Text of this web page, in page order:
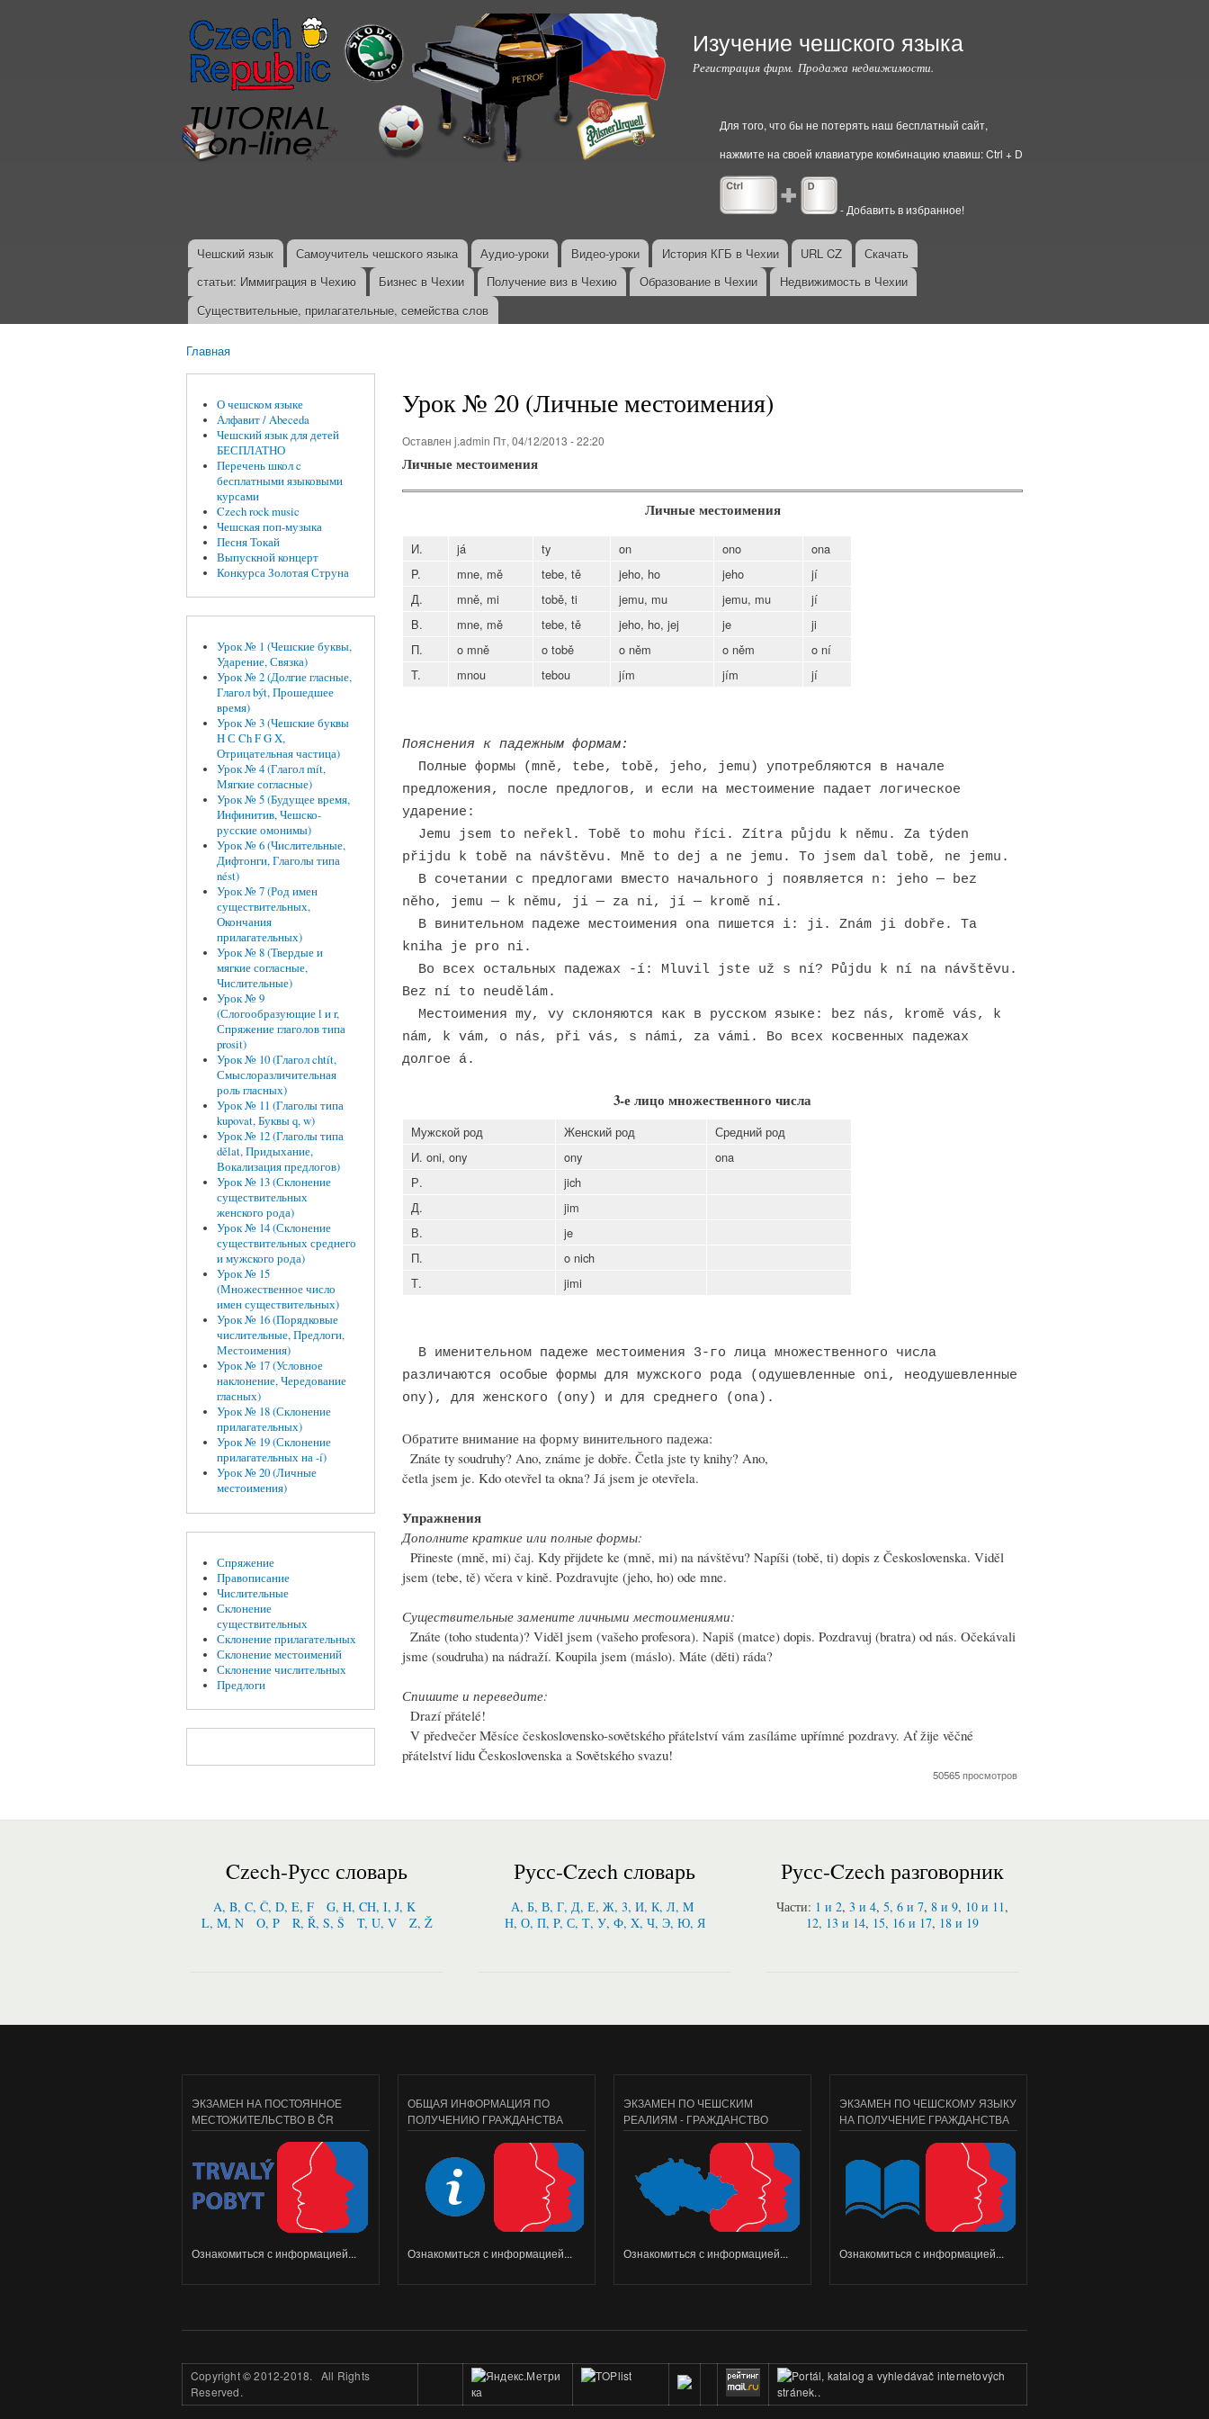
Перейти к
основному
содержанию
Изучение чешского языка
Регистрация фирм. Продажа недвижимости.
Для того, что бы не потерять наш бесплатный сайт,
нажмите на своей клавиатуре комбинацию клавиш: Ctrl + D
- Добавить в избранное!
Главное меню
Чешский язык Самоучитель чешского языка Аудио-уроки Видео-уроки История КГБ в Чехии URL CZ
Скачать
статьи: Иммиграция в Чехию
Бизнес в Чехии Получение виз в Чехию Образование в Чехии
Недвижимость в Чехии
Существительные, прилагательные, семейства слов
Главная
О чешском языке
Алфавит / Abeceda
Чешский язык для детей
БЕСПЛАТНО
Перечень школ c
бесплатными языковыми
курсами
Czech rock music
Чешская поп-музыка
Песня Токай
Выпускной концерт
Конкурса Золотая Струна
Урок № 1 (Чешские буквы,
Ударение, Связка)
Урок № 2 (Долгие гласные,
Глагол být, Прошедшее
время)
Урок № 3 (Чешские буквы
H С Ch F G X,
Отрицательная частица)
Урок № 4 (Глагол mít,
Мягкие согласные)
Урок № 5 (Будущее время,
Инфинитив, Чешско-
русские омонимы)
Урок № 6 (Числительные,
Дифтонги, Глаголы типа
nést)
Урок № 7 (Род имен
существительных,
Окончания
прилагательных)
Урок № 8 (Твердые и
мягкие согласные,
Числительные)
Урок № 9
(Слогообразующие l и r,
Спряжение глаголов типа
prosit)
Урок № 10 (Глагол chtít,
Смыслоразличительная
роль гласных)
Урок № 11 (Глаголы типа
kupovat, Буквы q, w)
Урок № 12 (Глаголы типа
dělat, Придыхание,
Вокализация предлогов)
Урок № 13 (Склонение
существительных
женского рода)
Урок № 14 (Склонение
существительных среднего
и мужского рода)
Урок № 15
(Множественное число
имен существительных)
Урок № 16 (Порядковые
числительные, Предлоги,
Местоимения)
Урок № 17 (Условное
наклонение, Чередование
гласных)
Урок № 18 (Склонение
прилагательных)
Урок № 19 (Склонение
прилагательных на -í)
Урок № 20 (Личные
местоимения)
Спряжение
Правописание
Числительные
Склонение
существительных
Склонение прилагательных
Склонение местоимений
Склонение числительных
Предлоги
Урок № 20 (Личные местоимения)
Оставлен j.admin Пт, 04/12/2013 - 22:20
Личные местоимения
Личные местоимения
И. já ty on ono
ona
P.
mne, mě tebe, tě jeho, ho jeho
jí
Д.
mně, mi tobě, ti jemu, mu jemu, mu
jí
B.
mne, mě tebe, tě jeho, ho, jej je
ji
П.
o mně o tobě o něm o něm
o ní
T.
mnou tebou jím jím jí
Пояснения к падежным формам:
Полные формы (mně, tebe, tobě, jeho, jemu) употребляются в начале
предложения, после предлогов, и если на местоимение падает логическое
ударение:
Jemu jsem to neřekl. Tobě to mohu říci. Zítra půjdu k němu. Za týden
přijdu k tobě na návštěvu. Mně to dej a ne jemu. To jsem dal tobě, ne jemu.
В сочетании с предлогами вместо начального j появляется n: jeho — bez
něho, jemu — k němu, ji — za ni, jí — kromě ní.
В винительном падеже местоимения ona пишется i: ji. Znám ji dobře. Ta
kniha je pro ni.
Во всех остальных падежах -í: Mluvil jste už s ní? Půjdu k ní na návštěvu.
Bez ní to neudělám.
Местоимения my, vy склоняются как в русском языке: bez nás, kromě vás, k
nám, k vám, o nás, při vás, s námi, za vámi. Во всех косвенных падежах
долгое á.
3-е лицо множественного числа
Мужской род Женский род
Средний род
И. oni, ony ony
ona
Р.
jich
Д.
jim
В.
je
П.
o nich
Т.
jimi
В именительном падеже местоимения 3-го лица множественного числа
различаются особые формы для мужского рода (одушевленные oni, неодушевленные
ony), для женского (ony) и для среднего (ona).
Обратите внимание на форму винительного падежа:
Znáte ty soudruhy? Ano, známe je dobře. Četla jste ty knihy? Ano,
četla jsem je. Kdo otevřel ta okna? Já jsem je otevřela.
Упражнения
Дополните краткие или полные формы:
Přineste (mně, mi) čaj. Kdy přijdete ke (mně, mi) na návštěvu? Napíši (tobě, ti) dopis z Československa. Viděl
jsem (tebe, tě) včera v kině. Pozdravujte (jeho, ho) ode mne.
Существительные замените личными местоимениями:
Znáte (toho studenta)? Viděl jsem (vašeho profesora). Napiš (matce) dopis. Pozdravuj (bratra) od nás. Očekávali
jsme (soudruha) na nádraží. Koupila jsem (máslo). Máte (děti) ráda?
Спишите и переведите:
Drazí přátelé!
V předvečer Měsíce československo-sovětského přátelství vám zasíláme upřímné pozdravy. Ať žije věčné
přátelství lidu Československa a Sovětského svazu!
50565 просмотров
Czech-Русс словарь
A, B, C, Č, D, E, F
G, H, CH, I, J, K
L, M, N
O, P R, Ř, S, Š T, U, V Z, Ž
Русс-Czech словарь
А, Б, В, Г, Д, Е, Ж, 3, И, К, Л, M
Н, О, П, P, С, Т, У, Ф, X, Ч, Э, Ю, Я
Русс-Czech разговорник
Части: 1 и 2, 3 и 4, 5, 6 и 7, 8 и 9, 10 и 11,
12, 13 и 14, 15, 16 и 17, 18 и 19
ЭКЗАМЕН НА ПОСТОЯННОЕ
МЕСТОЖИТЕЛЬСТВО В ČR
Ознакомиться с информацией...
ОБЩАЯ ИНФОРМАЦИЯ ПО
ПОЛУЧЕНИЮ ГРАЖДАНСТВА
Ознакомиться с информацией...
ЭКЗАМЕН ПО ЧЕШСКИМ
РЕАЛИЯМ - ГРАЖДАНСТВО
Ознакомиться с информацией...
ЭКЗАМЕН ПО ЧЕШСКОМУ ЯЗЫКУ
НА ПОЛУЧЕНИЕ ГРАЖДАНСТВА
Ознакомиться с информацией...
Copyright©2012-2018. All Rights
Reserved.